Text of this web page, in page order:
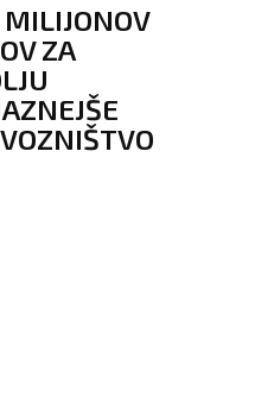
MILIJONOV
ZA